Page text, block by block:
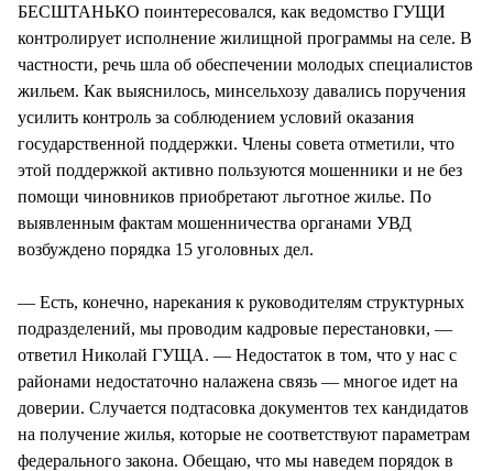
БЕСШТАНЬКО поинтересовался, как ведомство ГУЩИ
контролирует исполнение жилищной программы на селе. В
частности, речь шла об обеспечении молодых специалистов
жильем. Как выяснилось, минсельхозу давались поручения
усилить контроль за соблюдением условий оказания
государственной поддержки. Члены совета отметили, что
этой поддержкой активно пользуются мошенники и не без
помощи чиновников приобретают льготное жилье. По
выявленным фактам мошенничества органами УВД
возбуждено порядка 15 уголовных дел.
— Есть, конечно, нарекания к руководителям структурных
подразделений, мы проводим кадровые перестановки, —
ответил Николай ГУЩА. — Недостаток в том, что у нас с
районами недостаточно налажена связь — многое идет на
доверии. Случается подтасовка документов тех кандидатов
на получение жилья, которые не соответствуют параметрам
федерального закона. Обещаю, что мы наведем порядок в